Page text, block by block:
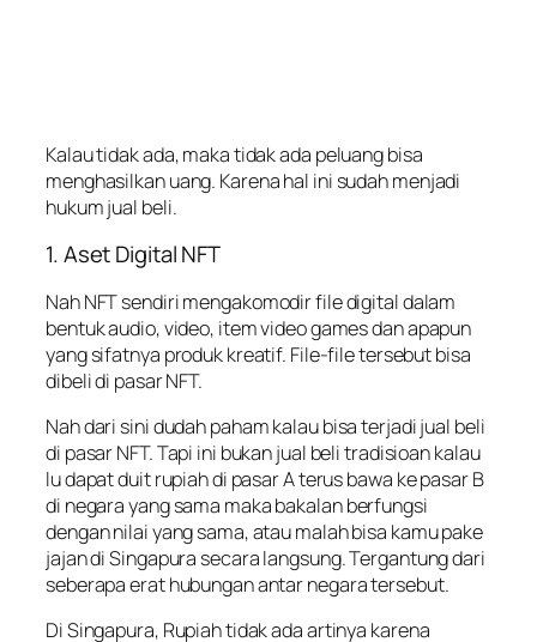
Kalau tidak ada, maka tidak ada peluang bisa
menghasilkan uang. Karena hal ini sudah menjadi
hukum jual beli.
1. Aset Digital NFT
Nah NFT sendiri mengakomodir file digital dalam
bentuk audio, video, item video games dan apapun
yang sifatnya produk kreatif. File-file tersebut bisa
dibeli di pasar NFT.
Nah dari sini dudah paham kalau bisa terjadi jual beli
di pasar NFT. Tapi ini bukan jual beli tradisioan kalau
lu dapat duit rupiah di pasar A terus bawa ke pasar B
di negara yang sama maka bakalan berfungsi
dengan nilai yang sama, atau malah bisa kamu pake
jajan di Singapura secara langsung. Tergantung dari
seberapa erat hubungan antar negara tersebut.
Di Singapura, Rupiah tidak ada artinya karena